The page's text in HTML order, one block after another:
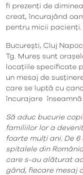
fi prezenți de
creat, încurajând
pentru micii pacienți.
București, Cluj
Tg. Mureș sunt
locațiile specificate
un mesaj de
care se luptă cu
încurajare înseamnă
Să aduc bucurie
familiilor lor a
foarte mulți ani. De
spitalele din
care s-au alăturat
gând, fiecare mesaj